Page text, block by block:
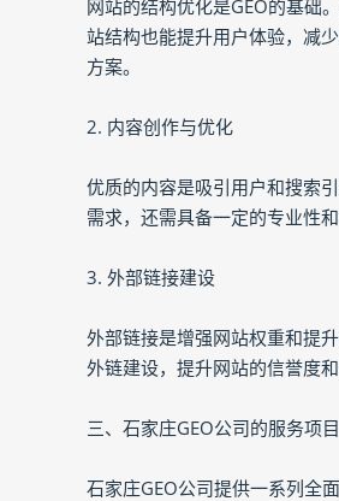
网站的结构优化是GEO的基础
站结构也能提升用户体验，减
方案。
2. 内容创作与优化
优质的内容是吸引用户和搜索
需求，还需具备一定的专业性
3. 外部链接建设
外部链接是增强网站权重和提
外链建设，提升网站的信誉度和
三、石家庄GEO公司的服务项目
石家庄GEO公司提供一系列全